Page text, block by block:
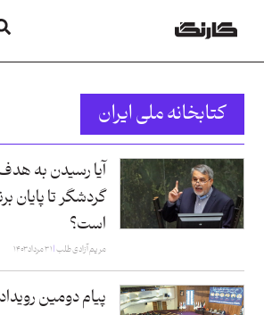
کتابخانه ملی ایران
گردشگر تا پایان
است؟
مریم آزادی طلب ۳۱ مرداد ۱۴۰۳
پیام دومین رویداد ۹ ژانویه چه